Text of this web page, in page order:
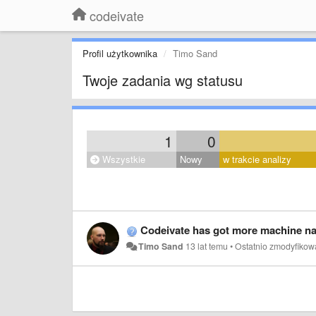
codeivate
Profil użytkownika Timo Sand
Twoje zadania wg statusu
1 0
Wszystkie Nowy w trakcie analizy
Codeivate has got more machine
Timo Sand 13 lat temu •Ostatnio